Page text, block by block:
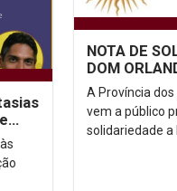
NOTA DE
DOM
CNBB E AO
A Província
vem a público
solidariedade a